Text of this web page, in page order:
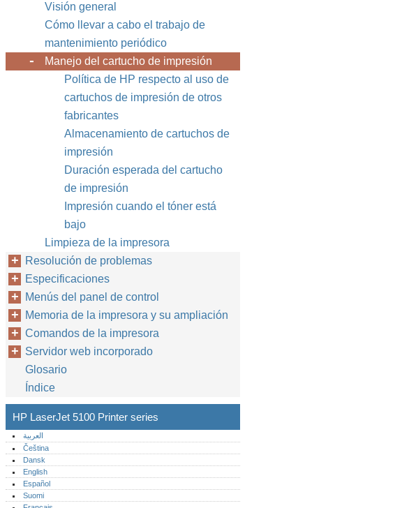
Visión general
Cómo llevar a cabo el trabajo de
mantenimiento periódico
Manejo del cartucho de impresión
Política de HP respecto al uso de
cartuchos de impresión de otros
fabricantes
Almacenamiento de cartuchos de
impresión
Duración esperada del cartucho
de impresión
Impresión cuando el tóner está
bajo
Limpieza de la impresora
Resolución de problemas
Especificaciones
Menús del panel de control
Memoria de la impresora y su ampliación
Comandos de la impresora
Servidor web incorporado
Glosario
Índice
HP LaserJet 5100 Printer series
العربية
Čeština
Dansk
English
Español
Suomi